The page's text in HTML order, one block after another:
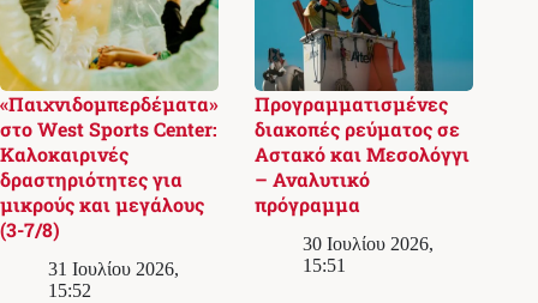
«Παιχνιδομπερδέματα»
στο West Sports Center:
Καλοκαιρινές
δραστηριότητες για
μικρούς και μεγάλους
(3-7/8)
31 Ιουλίου 2026,
15:52
Προγραμματισμένες
διακοπές ρεύματος σε
Αστακό και Μεσολόγγι
– Αναλυτικό
πρόγραμμα
30 Ιουλίου 2026,
15:51